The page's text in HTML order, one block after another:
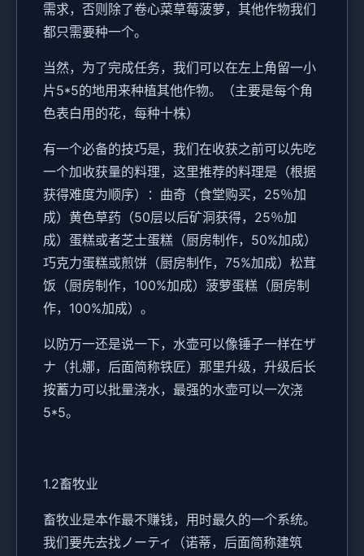
需求，否则除了卷心菜草莓菠萝，其他作物我们
都只需要种一个。
当然，为了完成任务，我们可以在左上角留一小
片5*5的地用来种植其他作物。（主要是每个角
色表白用的花，每种十株）
有一个必备的技巧是，我们在收获之前可以先吃
一个加收获量的料理，这里推荐的料理是（根据
获得难度为顺序）：曲奇（食堂购买，25％加
成）黄色草药（50层以后矿洞获得，25％加
成）蛋糕或者芝士蛋糕（厨房制作，50%加成）
巧克力蛋糕或煎饼（厨房制作，75%加成）松茸
饭（厨房制作，100%加成）菠萝蛋糕（厨房制
作，100%加成）。
以防万一还是说一下，水壶可以像锤子一样在ザ
ナ（扎娜，后面简称铁匠）那里升级，升级后长
按蓄力可以批量浇水，最强的水壶可以一次浇
5*5。
1.2畜牧业
畜牧业是本作最不赚钱，用时最久的一个系统。
我们要先去找ノーティ（诺蒂，后面简称建筑